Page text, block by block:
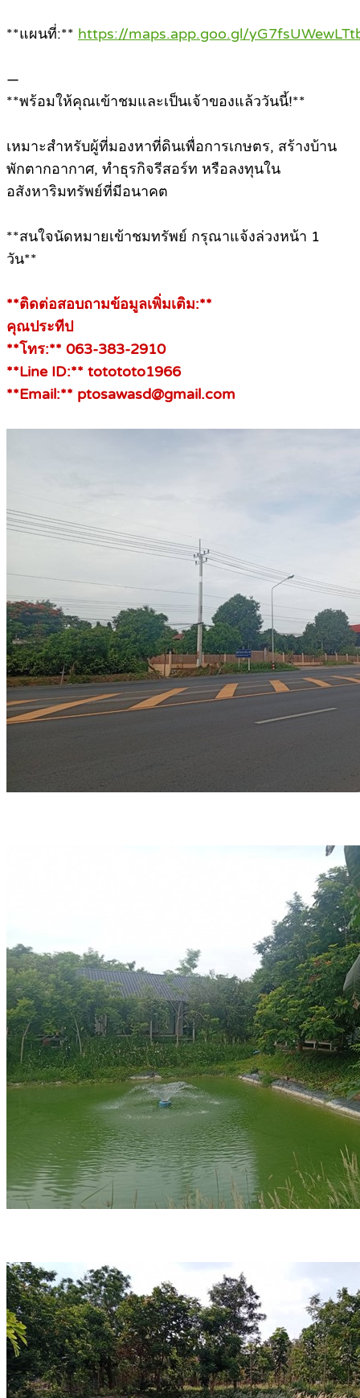
**แผนที่:** https://maps.app.goo.gl/
—
**พร้อมให้คุณเข้าชมและเป็นเจ้าของแล้ววันนี้!**
เหมาะสำหรับผู้ที่มองหาที่ดินเพื่อการเกษตร, สร้างบ้าน
พักตากอากาศ, ทำธุรกิจรีสอร์ท หรือลงทุนใน
อสังหาริมทรัพย์ที่มีอนาคต
**สนใจนัดหมายเข้าชมทรัพย์ กรุณาแจ้งล่วงหน้า 1
วัน**
**ติดต่อสอบถามข้อมูลเพิ่มเติม:**
คุณประทีป
**โทร:** 063-383-2910
**Line ID:** totototo1966
**Email:** ptosawasd@gmail.com